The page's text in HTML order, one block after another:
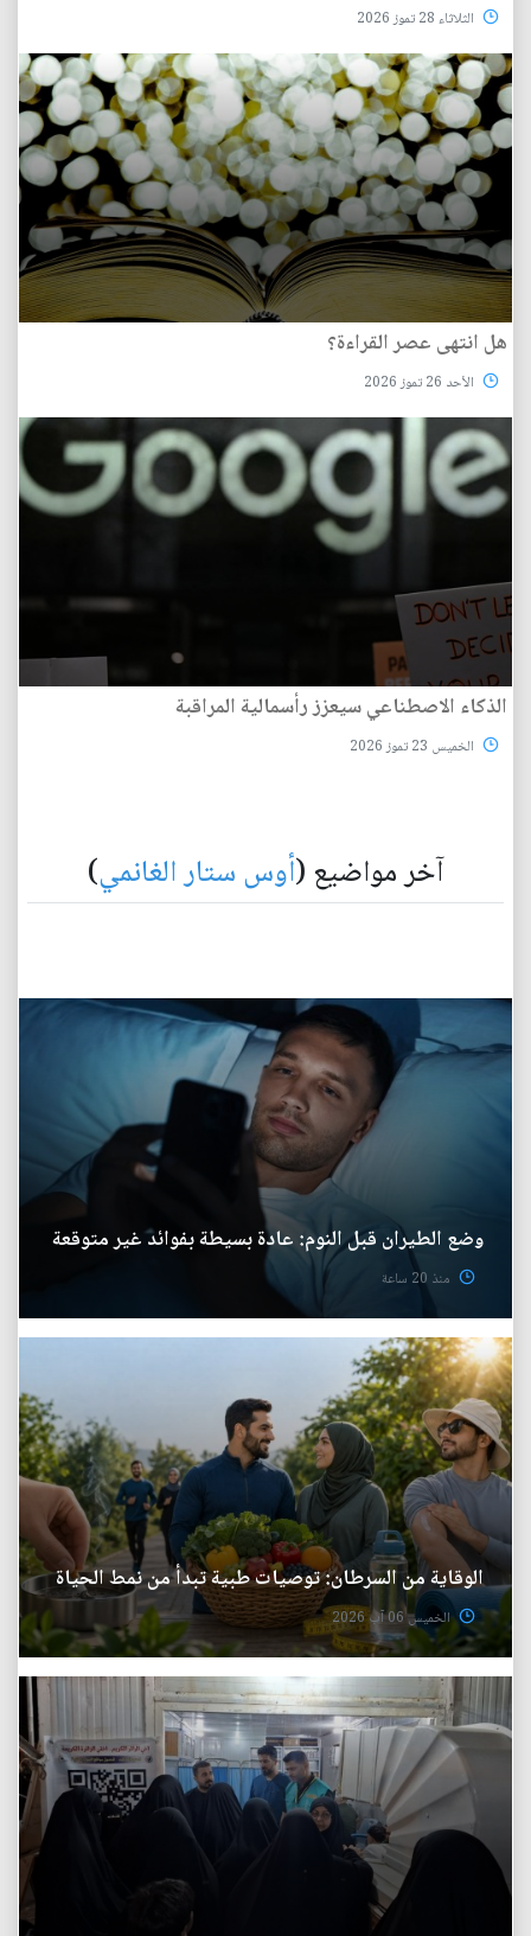
الثلاثاء 28 تموز 2026
هل انتهى عصر القراءة؟
الأحد 26 تموز 2026
الذكاء الاصطناعي سيعزز رأسمالية المراقبة
الخميس 23 تموز 2026
آخر مواضيع (أوس ستار الغانمي)
وضع الطيران قبل النوم: عادة بسيطة بفوائد غير متوقعة
منذ 20 ساعة
الوقاية من السرطان: توصيات طبية تبدأ من نمط الحياة
الخميس 06 آب 2026